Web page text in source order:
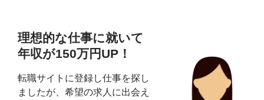
理想的な仕事に就いて
年収が150万円UP！
転職サイトに登録し仕事を探し
ましたが、希望の求人に出会え